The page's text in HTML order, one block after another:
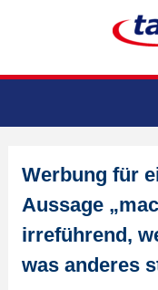
Werbung für
Aussage
irreführend,
was anderes